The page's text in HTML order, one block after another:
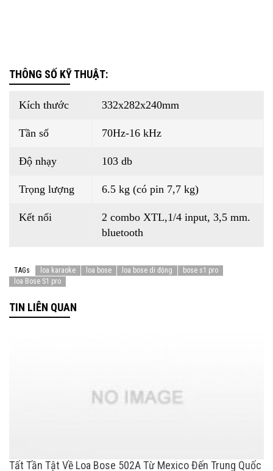
THÔNG SỐ KỸ THUẬT:
Kích thước 332x282x240mm
Tần số 70Hz-16 kHz
Độ nhạy 103 db
Trọng lượng 6.5 kg (có pin 7,7 kg)
Kết nối
2 combo XTL,1/4 input, 3,5 mm.
bluetooth
TAGs loa karaoke loa bose loa bose di động
bose s1 pro
loa Bose S1 pro
TIN LIÊN QUAN
Tất Tần Tật Về Loa Bose 502A Từ Mexico Đến Trung Quốc